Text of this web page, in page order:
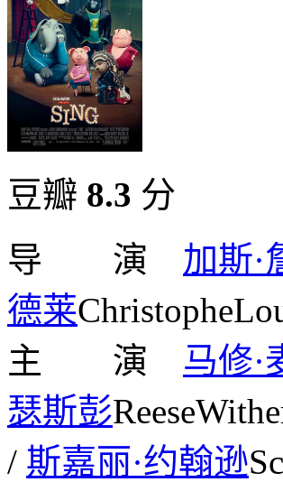
豆瓣 8.3 分
导 演 加斯·
德莱
主 演 马修·
瑟斯彭
/ 斯嘉丽·约翰逊